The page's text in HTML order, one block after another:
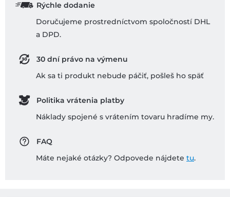
Rýchle dodanie
Doručujeme prostredníctvom spoločností DHL
a DPD.
30 dní právo na výmenu
Ak sa ti produkt nebude páčiť, pošleš ho späť
Politika vrátenia platby
Náklady spojené s vrátením tovaru hradíme my.
FAQ
Máte nejaké otázky? Odpovede nájdete tu.